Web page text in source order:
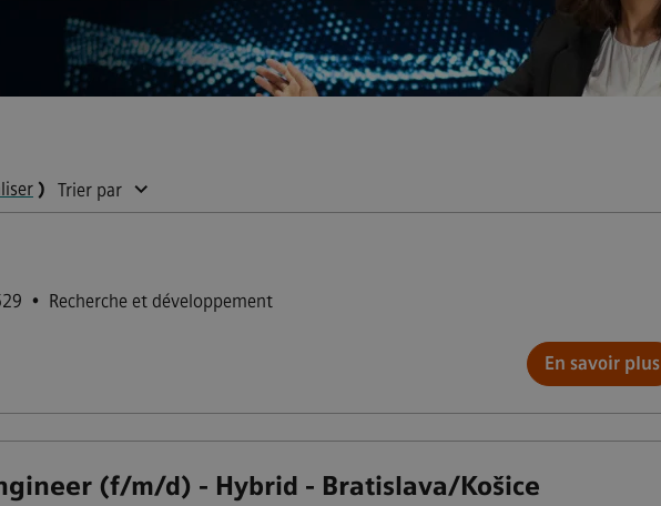
) Trier par
• Recherche et développement
En savoir plus
(f/m/d) - Hybrid - Bratislava/Košice